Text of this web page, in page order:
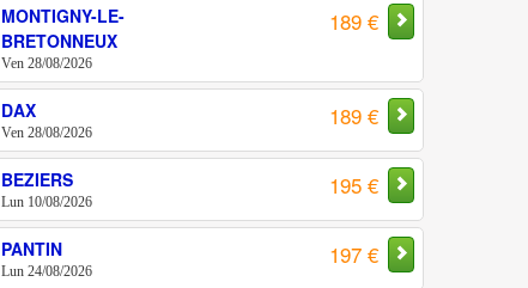
MONTIGNY-LE-
BRETONNEUX
Ven 28/08/2026
189 €
DAX
Ven 28/08/2026
189 €
BEZIERS
Lun 10/08/2026
195 €
PANTIN
Lun 24/08/2026
197 €